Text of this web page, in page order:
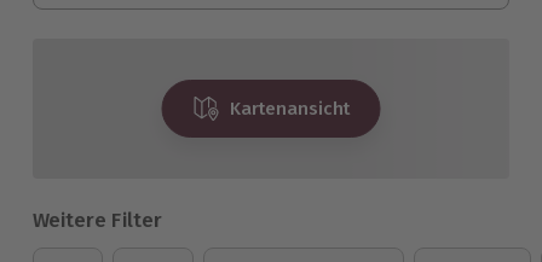
Kartenansicht
Weitere Filter